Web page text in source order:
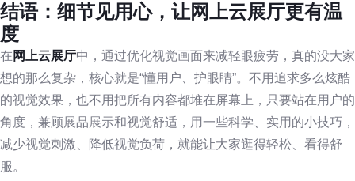
结语：细节见用心，让网上云展厅更有温
度
在 网上云展厅中，通过优化视觉画面来减轻眼疲劳，真的没大家
想的那么复杂，核心就是“懂用户、护眼睛”。不用追求多么炫酷
的视觉效果，也不用把所有内容都堆在屏幕上，只要站在用户的
角度，兼顾展品展示和视觉舒适，用一些科学、实用的小技巧，
减少视觉刺激、降低视觉负荷，就能让大家逛得轻松、看得舒
服。